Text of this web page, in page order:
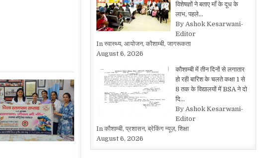
विशेषज्ञों ने बताए माँ के दूध के
लाभ, पहले…
By Ashok Kesarwani-
Editor
In स्वास्थ्य, आयोजन, कौशाम्बी, जागरूकता
August 6, 2026
कौशाम्बी में तीन दिनों से लगातार
हो रही बारिश के चलते कक्षा 1 से
8 तक के विद्यालयों में BSA ने दो
दि…
By Ashok Kesarwani-
Editor
In कौशाम्बी, प्रशासन, ब्रेकिंग न्यूज़, शिक्षा
August 6, 2026